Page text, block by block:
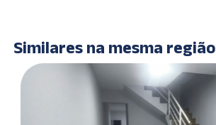
Similares na mesma região